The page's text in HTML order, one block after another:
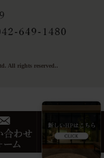
All rights reserved..